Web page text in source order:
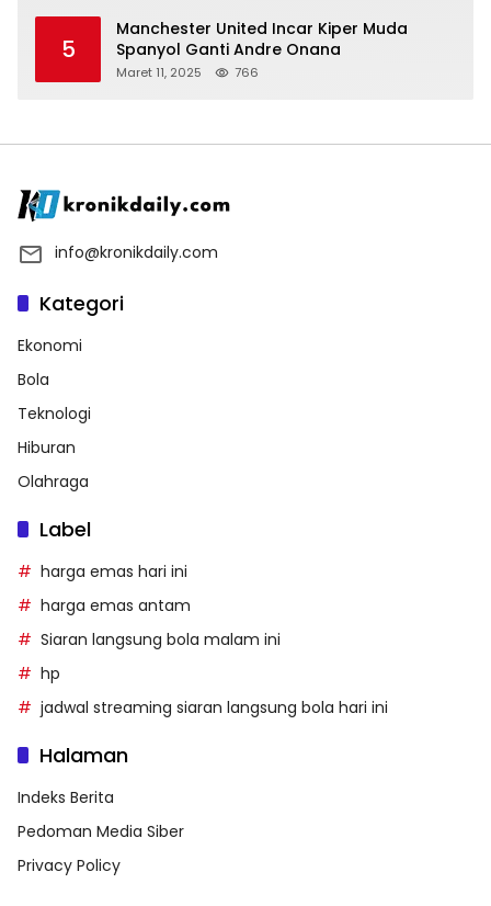
5
Manchester United Incar Kiper Muda
Spanyol Ganti Andre Onana
Maret 11, 2025 766
info@kronikdaily.com
Kategori
Ekonomi
Bola
Teknologi
Hiburan
Olahraga
Label
harga emas hari ini
harga emas antam
Siaran langsung bola malam ini
hp
jadwal streaming siaran langsung bola hari ini
Halaman
Indeks Berita
Pedoman Media Siber
Privacy Policy